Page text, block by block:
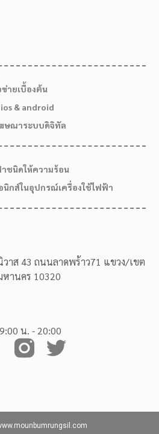
าส 43 ถนนลาดพร้าว71 แขวง/เขต
หานคร 10320
น. - 20:00
ายเบื้องต้น
& android
ษณาระบบดิจิทัล
ชนิดให้ความร้อน
นิกส์ในอุปกรณ์เครื่องใช้ไฟฟ้า